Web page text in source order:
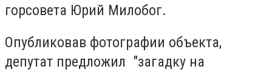
горсовета Юрий Милобог.
Опубликовав фотографии объекта,
депутат предложил "загадку на